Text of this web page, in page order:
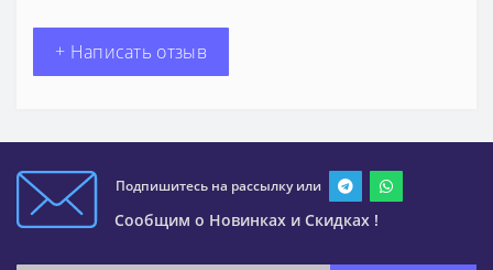
+ Написать отзыв
Подпишитесь на рассылку или
Сообщим о Новинках и Скидках !